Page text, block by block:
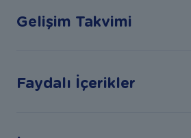
Gelişim Takvimi
Faydalı İçerikler